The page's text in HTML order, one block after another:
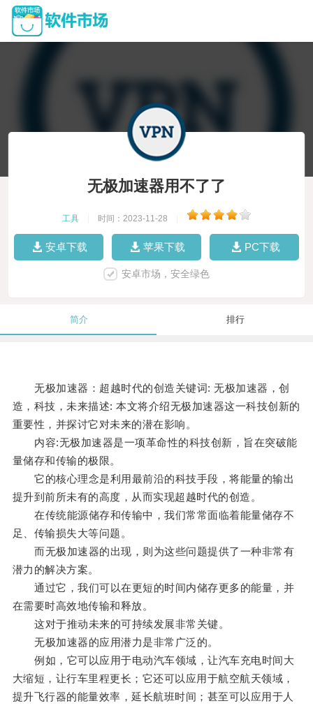
无极加速器用不了了
工具 时间：2023-11-28
安卓下载 苹果下载 PC下载
安卓市场，安全绿色
简介 排行
无极加速器：超越时代的创造关键词: 无极加速器，创
造，科技，未来描述: 本文将介绍无极加速器这一科技创新的
重要性，并探讨它对未来的潜在影响。
内容:无极加速器是一项革命性的科技创新，旨在突破能
量储存和传输的极限。
它的核心理念是利用最前沿的科技手段，将能量的输出
提升到前所未有的高度，从而实现超越时代的创造。
在传统能源储存和传输中，我们常常面临着能量储存不
足、传输损失大等问题。
而无极加速器的出现，则为这些问题提供了一种非常有
潜力的解决方案。
通过它，我们可以在更短的时间内储存更多的能量，并
在需要时高效地传输和释放。
这对于推动未来的可持续发展非常关键。
无极加速器的应用潜力是非常广泛的。
例如，它可以应用于电动汽车领域，让汽车充电时间大
大缩短，让行车里程更长；它还可以应用于航空航天领域，
提升飞行器的能量效率，延长航班时间；甚至可以应用于人